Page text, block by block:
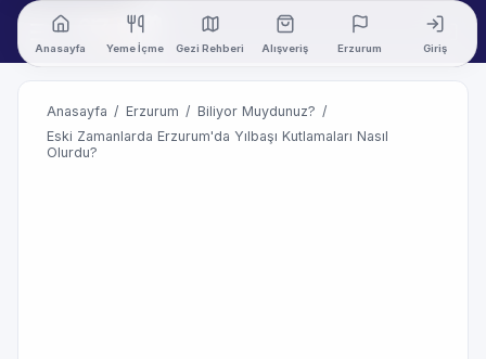
Anasayfa Yeme İçme Gezi Rehberi Alışveriş Erzurum Giriş
Anasayfa / Erzurum / Biliyor Muydunuz? /
Eski Zamanlarda Erzurum'da Yılbaşı Kutlamaları Nasıl
Olurdu?